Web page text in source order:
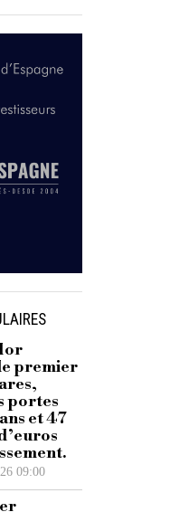
premier
portes
et 47
09:00